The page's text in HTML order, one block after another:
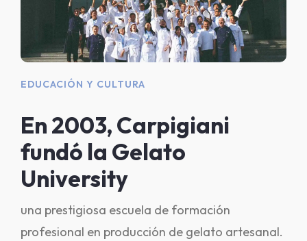
EDUCACIÓN Y CULTURA
En 2003, Carpigiani
fundó la Gelato
University
una prestigiosa escuela de formación
profesional en producción de gelato artesanal.